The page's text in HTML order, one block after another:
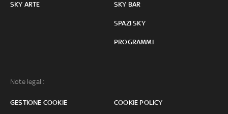
SKY ARTE SKY BAR
SPAZI SKY
PROGRAMMI
Note legali:
GESTIONE COOKIE COOKIE POLICY